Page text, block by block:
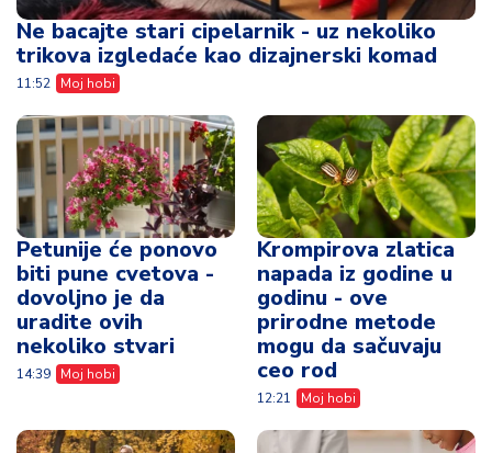
Ne bacajte stari cipelarnik - uz nekoliko
trikova izgledaće kao dizajnerski komad
11:52 Moj hobi
Petunije će ponovo
biti pune cvetova -
dovoljno je da
uradite ovih
nekoliko stvari
14:39 Moj hobi
Krompirova zlatica
napada iz godine u
godinu - ove
prirodne metode
mogu da sačuvaju
ceo rod
12:21 Moj hobi